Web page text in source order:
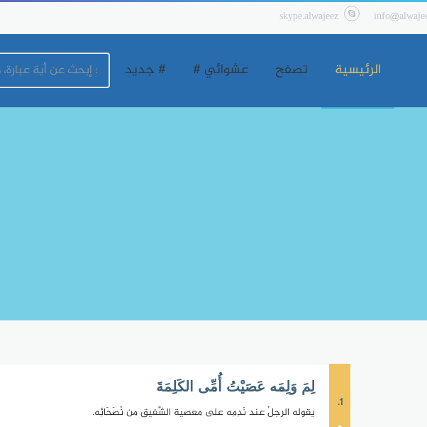
skype.alwajeez
الرئيسية تصفح عشوائي # # جديد
1.
لِمَ وَلِمَه عَصَيْتُ أُمِّى الكَلِمَةَ
يقوله الرجلُ عند نَدِمِه على معصية الشَّفيق من نُصَحَائِه.